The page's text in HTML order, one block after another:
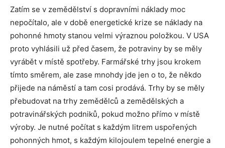
Zatím se v zemědělství s dopravními náklady moc
nepočítalo, ale v době energetické krize se náklady na
pohonné hmoty stanou velmi výraznou položkou. V USA
proto vyhlásili už před časem, že potraviny by se měly
vyrábět v místě spotřeby. Farmářské trhy jsou krokem
tímto směrem, ale zase mnohdy jde jen o to, že někdo
přijede na náměstí a tam cosi prodává. Trhy by se měly
přebudovat na trhy zemědělců a zemědělských a
potravinářských podniků, pokud možno přímo v místě
výroby. Je nutné počítat s každým litrem uspořených
pohonných hmot, s každým kilojoulem tepelné energie a